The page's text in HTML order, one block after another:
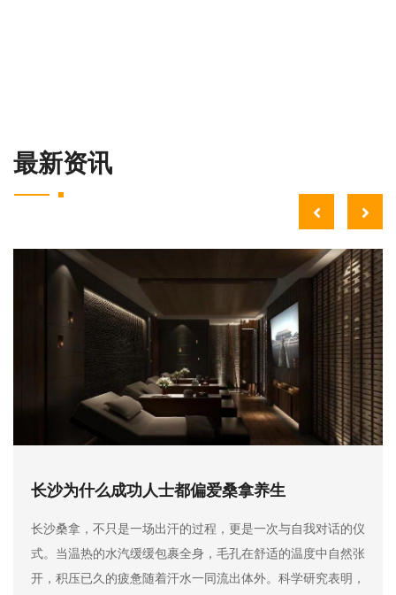
最新资讯
长沙一站式全能养生会馆，足疗按摩SPA桑拿，
一站搞定全年放松
长沙想解压、想祛湿、想助眠、想调理劳损，不用换多家店，